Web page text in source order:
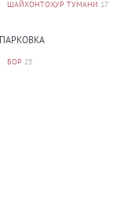
ШАЙХОНТОҲУР ТУМАНИ 17
ПАРКОВКА
БОР 25